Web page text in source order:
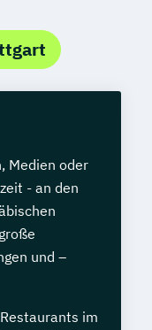
Medien oder
- an den
und –
im